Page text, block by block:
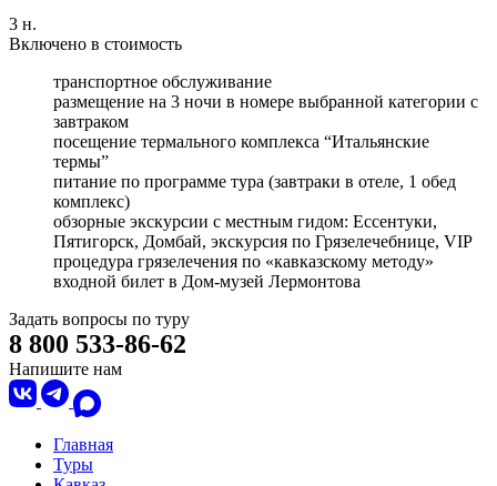
3 н.
Включено в стоимость
транспортное обслуживание
размещение на 3 ночи в номере выбранной категории c
завтраком
посещение термального комплекса “Итальянские
термы”
питание по программе тура (завтраки в отеле, 1 обед
комплекс)
обзорные экскурсии с местным гидом: Ессентуки,
Пятигорск, Домбай, экскурсия по Грязелечебнице, VIP
процедура грязелечения по «кавказскому методу»
входной билет в Дом-музей Лермонтова
Задать вопросы по туру
8 800 533-86-62
Напишите нам
Главная
Туры